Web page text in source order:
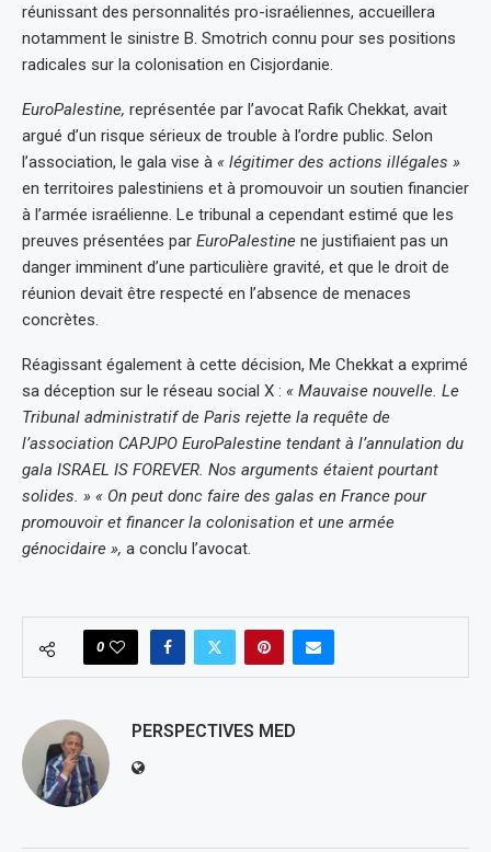
réunissant des personnalités pro-israéliennes, accueillera
notamment le sinistre B. Smotrich connu pour ses positions
radicales sur la colonisation en Cisjordanie.
EuroPalestine, représentée par l’avocat Rafik Chekkat, avait
argué d’un risque sérieux de trouble à l’ordre public. Selon
l’association, le gala vise à « légitimer des actions illégales »
en territoires palestiniens et à promouvoir un soutien financier
à l’armée israélienne. Le tribunal a cependant estimé que les
preuves présentées par EuroPalestine ne justifiaient pas un
danger imminent d’une particulière gravité, et que le droit de
réunion devait être respecté en l’absence de menaces
concrètes.
Réagissant également à cette décision, Me Chekkat a exprimé
sa déception sur le réseau social X : « Mauvaise nouvelle. Le
Tribunal administratif de Paris rejette la requête de
l’association CAPJPO EuroPalestine tendant à l’annulation du
gala ISRAEL IS FOREVER. Nos arguments étaient pourtant
solides. » « On peut donc faire des galas en France pour
promouvoir et financer la colonisation et une armée
génocidaire », a conclu l’avocat.
0
PERSPECTIVES MED